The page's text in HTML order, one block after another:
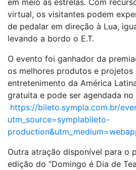
em meio às estrelas. Com
virtual, os visitantes podem
de pedalar em direção à Lua,
levando a bordo o E.T.
O evento foi ganhador da
os melhores produtos e projetos
entretenimento da América
gratuita e pode ser agendada no
https://bileto.sympla.com.br/
utm_source=symplabileto-
Outra atração disponível para o
edição do “Domingo é Dia de